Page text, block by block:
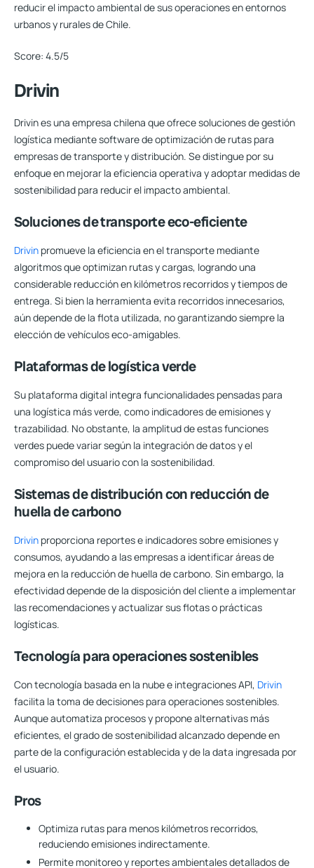
reducir el impacto ambiental de sus operaciones en entornos
urbanos y rurales de Chile.
Score: 4.5/5
Drivin
Drivin es una empresa chilena que ofrece soluciones de gestión
logística mediante software de optimización de rutas para
empresas de transporte y distribución. Se distingue por su
enfoque en mejorar la eficiencia operativa y adoptar medidas de
sostenibilidad para reducir el impacto ambiental.
Soluciones de transporte eco-eficiente
Drivin promueve la eficiencia en el transporte mediante
algoritmos que optimizan rutas y cargas, logrando una
considerable reducción en kilómetros recorridos y tiempos de
entrega. Si bien la herramienta evita recorridos innecesarios,
aún depende de la flota utilizada, no garantizando siempre la
elección de vehículos eco-amigables.
Plataformas de logística verde
Su plataforma digital integra funcionalidades pensadas para
una logística más verde, como indicadores de emisiones y
trazabilidad. No obstante, la amplitud de estas funciones
verdes puede variar según la integración de datos y el
compromiso del usuario con la sostenibilidad.
Sistemas de distribución con reducción de
huella de carbono
Drivin proporciona reportes e indicadores sobre emisiones y
consumos, ayudando a las empresas a identificar áreas de
mejora en la reducción de huella de carbono. Sin embargo, la
efectividad depende de la disposición del cliente a implementar
las recomendaciones y actualizar sus flotas o prácticas
logísticas.
Tecnología para operaciones sostenibles
Con tecnología basada en la nube e integraciones API, Drivin
facilita la toma de decisiones para operaciones sostenibles.
Aunque automatiza procesos y propone alternativas más
eficientes, el grado de sostenibilidad alcanzado depende en
parte de la configuración establecida y de la data ingresada por
el usuario.
Pros
Optimiza rutas para menos kilómetros recorridos,
reduciendo emisiones indirectamente.
Permite monitoreo y reportes ambientales detallados de